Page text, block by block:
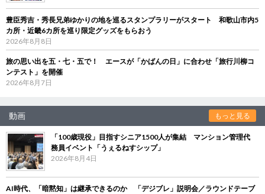
豊臣秀吉・秀長兄弟ゆかりの地を巡るスタンプラリーがスタート 和歌山市内5
カ所・近畿6カ所を巡り限定グッズをもらおう
2026年8月8日
旅の思い出を五・七・五で！ エースが「かばんの日」に合わせ「旅行川柳コ
ンテスト」を開催
2026年8月7日
動画 もっと見る
「100歳現役」目指すシニア1500人が集結 マンション管理代
務員イベント「うぇるねすシップ」
2026年8月4日
AI時代、「暗黙知」は継承できるのか 「デジブレ」説明会／ラウンドテーブ